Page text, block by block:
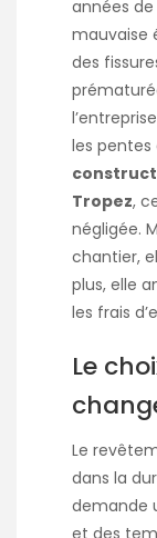
années
mauvaise
des
les pentes
Tropez,
négligée.
chantier,
plus, elle
les frais
Le
Le
dans la
demande